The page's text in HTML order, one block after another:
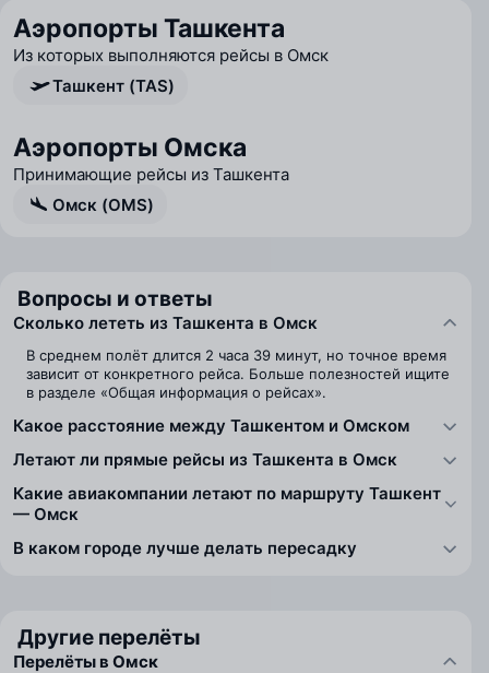
Аэропорты Ташкента
Из которых выполняются рейсы в Омск
Ташкент (TAS)
Аэропорты Омска
Принимающие рейсы из Ташкента
Омск (OMS)
Вопросы и ответы
Сколько лететь из Ташкента в Омск
В среднем полёт длится 2 часа 39 минут, но точное время
зависит от конкретного рейса. Больше полезностей ищите
в разделе «Общая информация о рейсах».
Какое расстояние между Ташкентом и Омском
Летают ли прямые рейсы из Ташкента в Омск
Какие авиакомпании летают по маршруту Ташкент
— Омск
В каком городе лучше делать пересадку
Другие перелёты
Перелёты в Омск